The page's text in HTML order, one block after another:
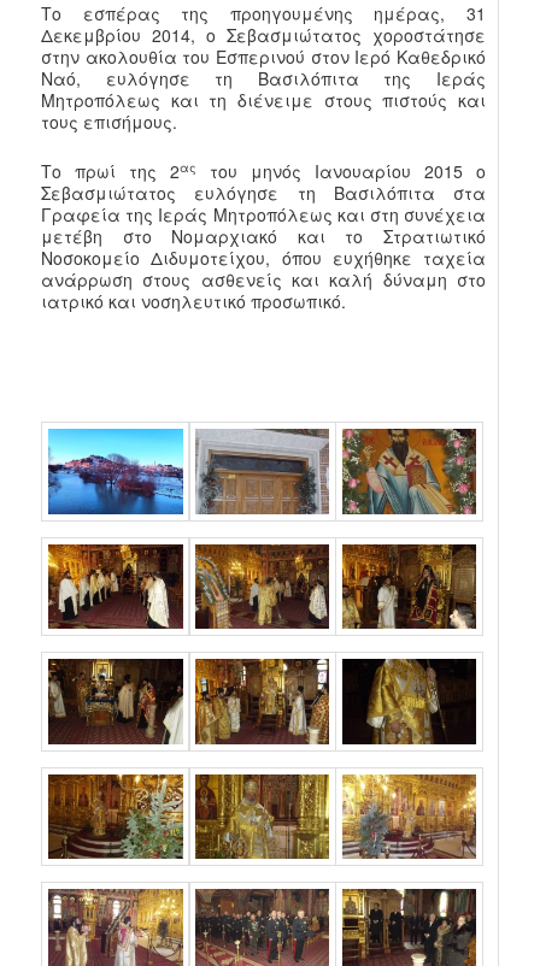
Το εσπέρας της προηγουμένης ημέρας, 31
Δεκεμβρίου 2014, ο Σεβασμιώτατος χοροστάτησε
στην ακολουθία του Εσπερινού στον Ιερό Καθεδρικό
Ναό, ευλόγησε τη Βασιλόπιτα της Ιεράς
Μητροπόλεως και τη διένειμε στους πιστούς και
τους επισήμους.
Το πρωί της 2ας
του μηνός Ιανουαρίου 2015 ο
Σεβασμιώτατος ευλόγησε τη Βασιλόπιτα στα
Γραφεία της Ιεράς Μητροπόλεως και στη συνέχεια
μετέβη στο Νομαρχιακό και το Στρατιωτικό
Νοσοκομείο Διδυμοτείχου, όπου ευχήθηκε ταχεία
ανάρρωση στους ασθενείς και καλή δύναμη στο
ιατρικό και νοσηλευτικό προσωπικό.